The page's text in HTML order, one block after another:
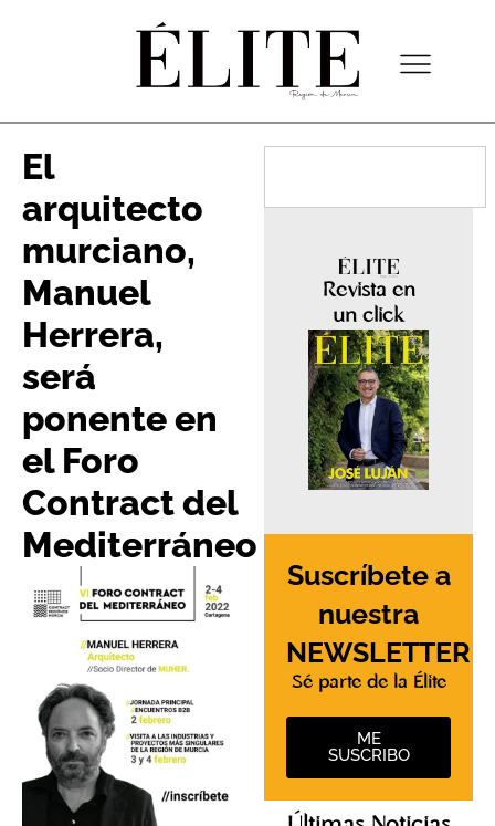
El
arquitecto
murciano,
Manuel
Herrera,
será
ponente en
el Foro
Contract del
Mediterráneo
Revista en
un click
Suscríbete a
nuestra
NEWSLETTER
Sé parte de la Élite
ME
SUSCRIBO